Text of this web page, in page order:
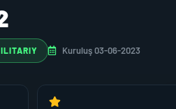
Kuruluş 03-06-2023